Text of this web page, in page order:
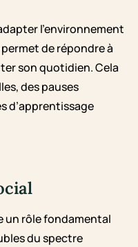
l’environnement
de répondre à
son quotidien. Cela
des pauses
d’apprentissage
un rôle fondamental
du spectre